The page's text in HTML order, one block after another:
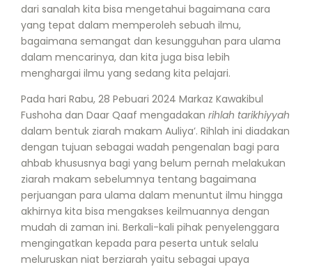
dari sanalah kita bisa mengetahui bagaimana cara
yang tepat dalam memperoleh sebuah ilmu,
bagaimana semangat dan kesungguhan para ulama
dalam mencarinya, dan kita juga bisa lebih
menghargai ilmu yang sedang kita pelajari.
Pada hari Rabu, 28 Pebuari 2024 Markaz Kawakibul
Fushoha dan Daar Qaaf mengadakan rihlah tarikhiyyah
dalam bentuk ziarah makam Auliya’. Rihlah ini diadakan
dengan tujuan sebagai wadah pengenalan bagi para
ahbab khususnya bagi yang belum pernah melakukan
ziarah makam sebelumnya tentang bagaimana
perjuangan para ulama dalam menuntut ilmu hingga
akhirnya kita bisa mengakses keilmuannya dengan
mudah di zaman ini. Berkali-kali pihak penyelenggara
mengingatkan kepada para peserta untuk selalu
meluruskan niat berziarah yaitu sebagai upaya